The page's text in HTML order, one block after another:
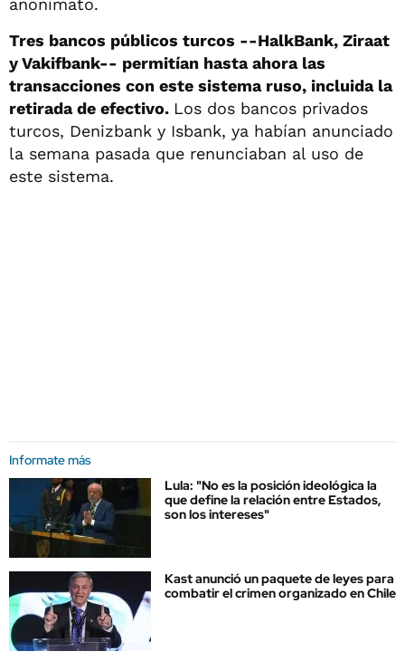
anonimato.
Tres bancos públicos turcos --HalkBank, Ziraat
y Vakifbank-- permitían hasta ahora las
transacciones con este sistema ruso, incluida la
retirada de efectivo. Los dos bancos privados
turcos, Denizbank y Isbank, ya habían anunciado
la semana pasada que renunciaban al uso de
este sistema.
Informate más
Lula: "No es la posición ideológica la
que define la relación entre Estados,
son los intereses"
Kast anunció un paquete de leyes para
combatir el crimen organizado en Chile